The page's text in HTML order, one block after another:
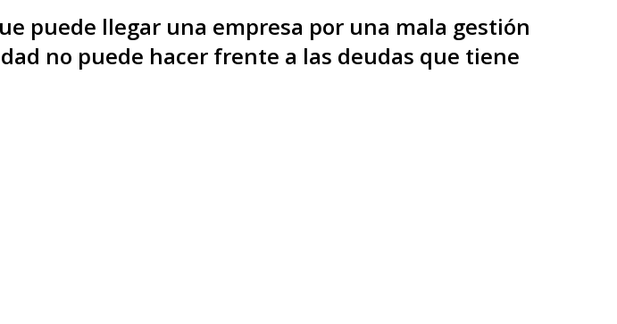
puede llegar una empresa por una mala gestión
no puede hacer frente a las deudas que tiene